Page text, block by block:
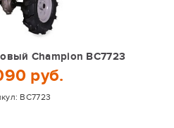
Champion BC7723
руб.
BC7723